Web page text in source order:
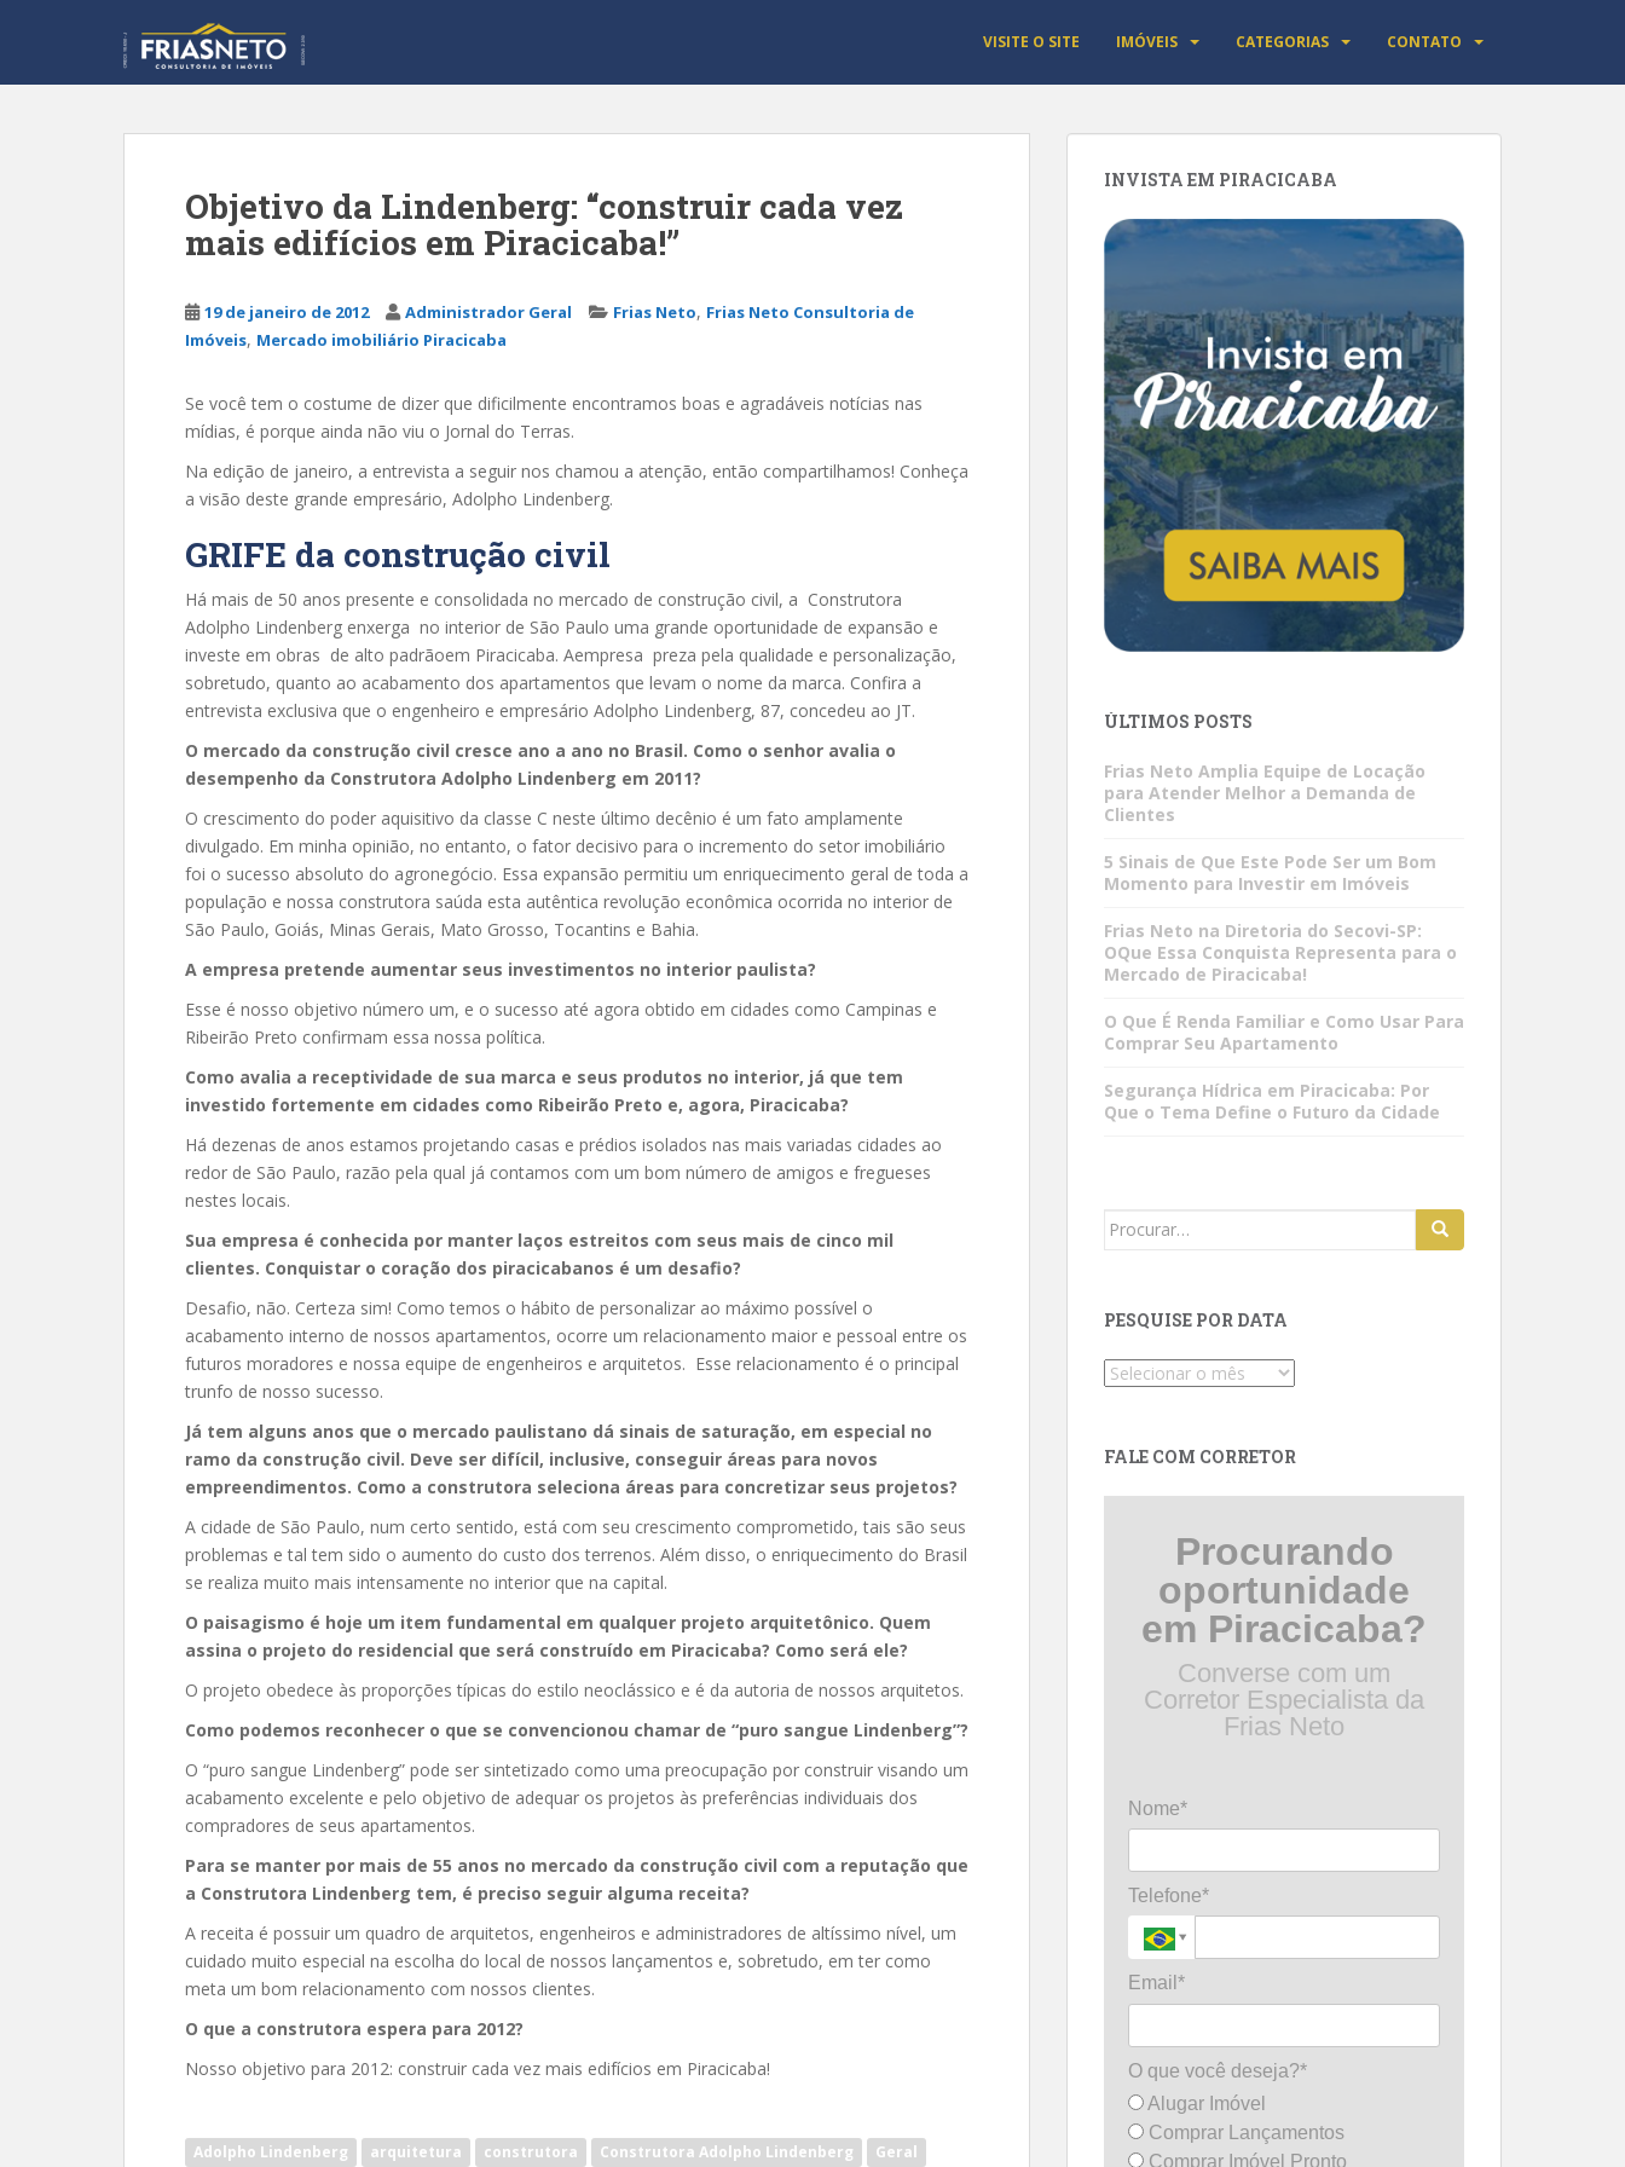
VISITE O SITE IMÓVEIS CATEGORIAS CONTATO
Objetivo da Lindenberg: “construir cada vez
mais edifícios em Piracicaba!”
19 de janeiro de 2012 Administrador Geral Frias Neto, Frias Neto Consultoria de
Imóveis, Mercado imobiliário Piracicaba
Se você tem o costume de dizer que dificilmente encontramos boas e agradáveis notícias nas
mídias, é porque ainda não viu o Jornal do Terras.
Na edição de janeiro, a entrevista a seguir nos chamou a atenção, então compartilhamos! Conheça
a visão deste grande empresário, Adolpho Lindenberg.
GRIFE da construção civil
Há mais de 50 anos presente e consolidada no mercado de construção civil, a Construtora
Adolpho Lindenberg enxerga no interior de São Paulo uma grande oportunidade de expansão e
investe em obras de alto padrãoem Piracicaba. Aempresa preza pela qualidade e personalização,
sobretudo, quanto ao acabamento dos apartamentos que levam o nome da marca. Confira a
entrevista exclusiva que o engenheiro e empresário Adolpho Lindenberg, 87, concedeu ao JT.
O mercado da construção civil cresce ano a ano no Brasil. Como o senhor avalia o
desempenho da Construtora Adolpho Lindenberg em 2011?
O crescimento do poder aquisitivo da classe C neste último decênio é um fato amplamente
divulgado. Em minha opinião, no entanto, o fator decisivo para o incremento do setor imobiliário
foi o sucesso absoluto do agronegócio. Essa expansão permitiu um enriquecimento geral de toda a
população e nossa construtora saúda esta autêntica revolução econômica ocorrida no interior de
São Paulo, Goiás, Minas Gerais, Mato Grosso, Tocantins e Bahia.
A empresa pretende aumentar seus investimentos no interior paulista?
Esse é nosso objetivo número um, e o sucesso até agora obtido em cidades como Campinas e
Ribeirão Preto confirmam essa nossa política.
Como avalia a receptividade de sua marca e seus produtos no interior, já que tem
investido fortemente em cidades como Ribeirão Preto e, agora, Piracicaba?
Há dezenas de anos estamos projetando casas e prédios isolados nas mais variadas cidades ao
redor de São Paulo, razão pela qual já contamos com um bom número de amigos e fregueses
nestes locais.
Sua empresa é conhecida por manter laços estreitos com seus mais de cinco mil
clientes. Conquistar o coração dos piracicabanos é um desafio?
Desafio, não. Certeza sim! Como temos o hábito de personalizar ao máximo possível o
acabamento interno de nossos apartamentos, ocorre um relacionamento maior e pessoal entre os
futuros moradores e nossa equipe de engenheiros e arquitetos. Esse relacionamento é o principal
trunfo de nosso sucesso.
Já tem alguns anos que o mercado paulistano dá sinais de saturação, em especial no
ramo da construção civil. Deve ser difícil, inclusive, conseguir áreas para novos
empreendimentos. Como a construtora seleciona áreas para concretizar seus projetos?
A cidade de São Paulo, num certo sentido, está com seu crescimento comprometido, tais são seus
problemas e tal tem sido o aumento do custo dos terrenos. Além disso, o enriquecimento do Brasil
se realiza muito mais intensamente no interior que na capital.
O paisagismo é hoje um item fundamental em qualquer projeto arquitetônico. Quem
assina o projeto do residencial que será construído em Piracicaba? Como será ele?
O projeto obedece às proporções típicas do estilo neoclássico e é da autoria de nossos arquitetos.
Como podemos reconhecer o que se convencionou chamar de “puro sangue Lindenberg”?
O “puro sangue Lindenberg” pode ser sintetizado como uma preocupação por construir visando um
acabamento excelente e pelo objetivo de adequar os projetos às preferências individuais dos
compradores de seus apartamentos.
Para se manter por mais de 55 anos no mercado da construção civil com a reputação que
a Construtora Lindenberg tem, é preciso seguir alguma receita?
A receita é possuir um quadro de arquitetos, engenheiros e administradores de altíssimo nível, um
cuidado muito especial na escolha do local de nossos lançamentos e, sobretudo, em ter como
meta um bom relacionamento com nossos clientes.
O que a construtora espera para 2012?
Nosso objetivo para 2012: construir cada vez mais edifícios em Piracicaba!
Adolpho Lindenberg arquitetura construtora Construtora Adolpho Lindenberg Geral
INVISTA EM PIRACICABA
ÚLTIMOS POSTS
Frias Neto Amplia Equipe de Locação
para Atender Melhor a Demanda de
Clientes
5 Sinais de Que Este Pode Ser um Bom
Momento para Investir em Imóveis
Frias Neto na Diretoria do Secovi-SP:
OQue Essa Conquista Representa para o
Mercado de Piracicaba!
O Que É Renda Familiar e Como Usar Para
Comprar Seu Apartamento
Segurança Hídrica em Piracicaba: Por
Que o Tema Define o Futuro da Cidade
Search
PESQUISE POR DATA
Pesquise
FALE COM CORRETOR
Procurando
oportunidade
em Piracicaba?
Converse com um
Corretor Especialista da
Frias Neto
Nome*
Telefone*
Email*
O que você deseja?*
Alugar Imóvel
Comprar Lançamentos
Comprar Imóvel Pronto